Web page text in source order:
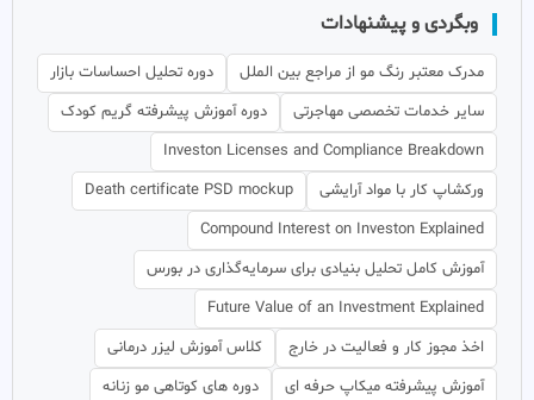
وبگردی و پیشنهادات
مدرک معتبر رنگ مو از مراجع بین الملل
دوره تحلیل احساسات بازار
سایر خدمات تخصصی مهاجرتی
دوره آموزش پیشرفته گریم کودک
Investon Licenses and Compliance Breakdown
ورکشاپ کار با مواد آرایشی
Death certificate PSD mockup
Compound Interest on Investon Explained
آموزش کامل تحلیل بنیادی برای سرمایه‌گذاری در بورس
Future Value of an Investment Explained
اخذ مجوز کار و فعالیت در خارج
کلاس آموزش لیزر درمانی
آموزش پیشرفته میکاپ حرفه ای
دوره های کوتاهی مو زنانه